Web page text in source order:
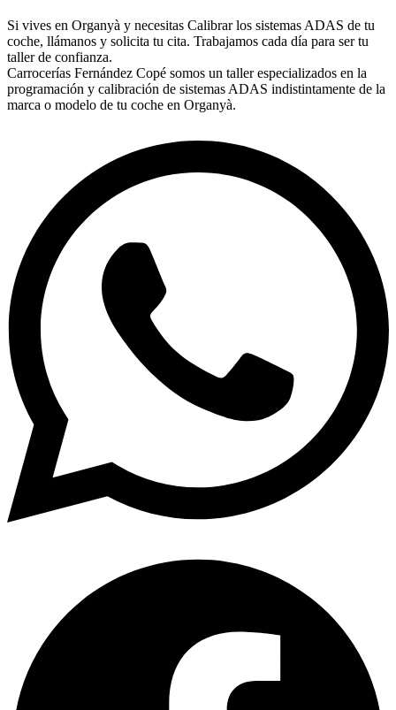
Si vives en Organyà y necesitas Calibrar los sistemas ADAS de tu
coche, llámanos y solicita tu cita. Trabajamos cada día para ser tu
taller de confianza.
Carrocerías Fernández Copé somos un taller especializados en la
programación y calibración de sistemas ADAS indistintamente de la
marca o modelo de tu coche en Organyà.